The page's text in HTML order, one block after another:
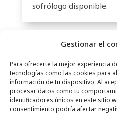
Gestionar el
Para ofrecerte la mejor experiencia
tecnologías como las cookies para
información de tu dispositivo. Al
procesar datos como tu
identificadores únicos en este sitio
consentimiento podría afectar
sofrólogo disponible.
CONTACTO–AVISO LEGAL
SUSCRIPCIÓN AL